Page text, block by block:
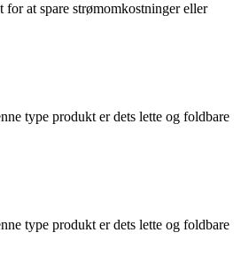
at spare strømomkostninger eller
type produkt er dets lette og foldbare
type produkt er dets lette og foldbare